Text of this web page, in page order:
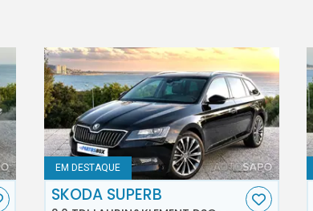
EM DESTAQUE
SKODA SUPERB